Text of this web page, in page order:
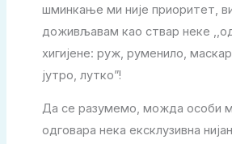
шминкање ми није приоритет,
доживљавам као ствар неке
хигијене: руж, руменило,
јутро, лутко”!
Да се разумемо, можда особи
одговара нека ексклузивна